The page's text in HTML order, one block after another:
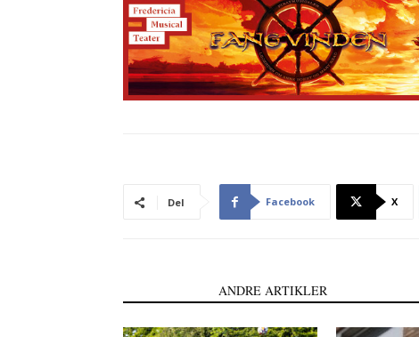
Del Facebook X
ANDRE ARTIKLER